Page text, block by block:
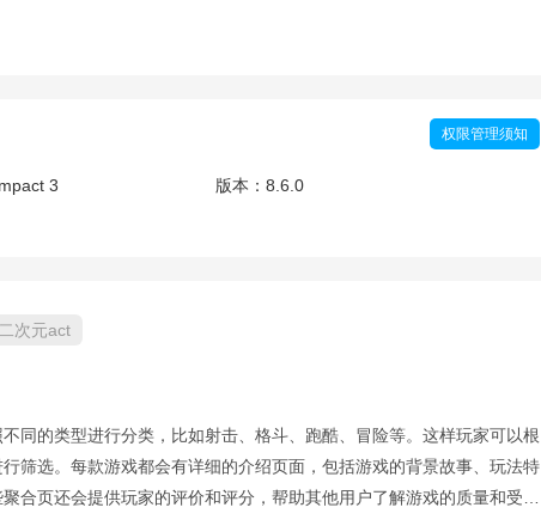
权限管理须知
3 版本：8.6.0
二次元act
同的类型进行分类，比如射击、格斗、跑酷、冒险等。这样玩家可以根
筛选。每款游戏都会有详细的介绍页面，包括游戏的背景故事、玩法特
合页还会提供玩家的评价和评分，帮助其他用户了解游戏的质量和受欢